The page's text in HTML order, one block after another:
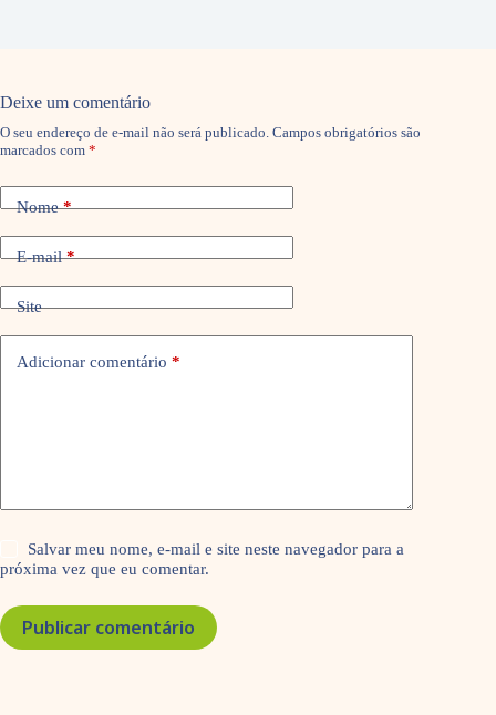
Deixe um comentário
O seu endereço de e-mail não será publicado. Campos obrigatórios são
marcados com *
Nome*
E-mail*
Site
Adicionar comentário *
Salvar meu nome, e-mail e site neste navegador para a
próxima vez que eu comentar.
Publicar comentário